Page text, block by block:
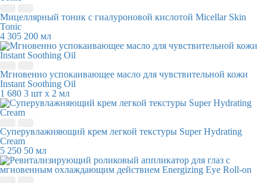
Мицеллярный тоник с гиалуроновой кислотой Micellar Skin
Tonic
4 305 200 мл
Мгновенно успокаивающее масло для чувствительной кожи
Instant Soothing Oil
1 680 3 шт х 2 мл
Суперувлажняющий крем легкой текстуры Super Hydrating
Cream
5 250 50 мл